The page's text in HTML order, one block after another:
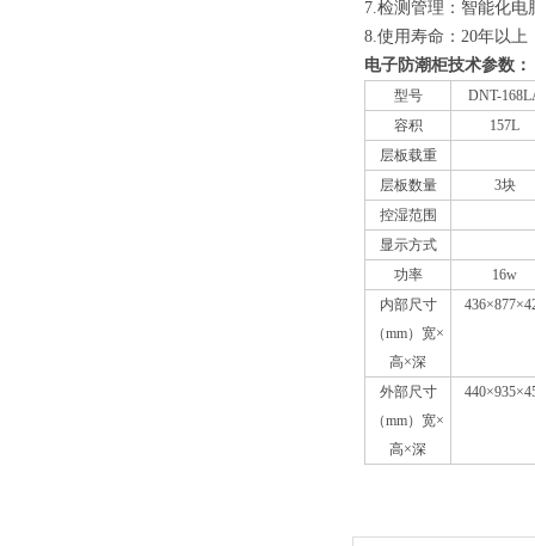
7.检测管理：智能化
8.使用寿命：20年以
电子防潮柜技术参数：
型号
DNT-
容积
157L
层板载重
层板数量
3块
控湿范围
显示方式
功率
16w
内部尺寸
（mm）宽×
高×深
外部尺寸
（mm）宽×
高×深